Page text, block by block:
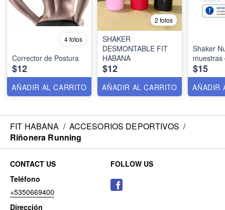
4 fotos
Corrector de Postura
$12
AÑADIR AL CARRITO
2 fotos
SHAKER
DESMONTABLE FIT
HABANA
$12
AÑADIR AL CARRITO
Shaker
$15
AÑADIR
FIT HABANA / ACCESORIOS DEPORTIVOS /
Riñonera Running
CONTACT US
Teléfono
+5350669400
Dirección
FOLLOW US